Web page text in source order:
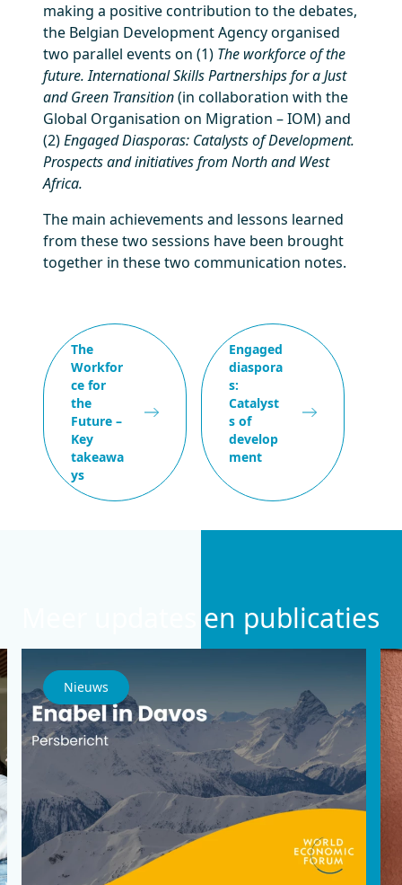
making a positive contribution to the debates,
the Belgian Development Agency organised
two parallel events on (1) The workforce of the
future. International Skills Partnerships for a Just
and Green Transition(in collaboration with the
Global Organisation on Migration – IOM) and
(2)Engaged Diasporas: Catalysts of Development.
Prospects and initiatives from North and West
Africa.
The main achievements and lessons learned
from these two sessions have been brought
together in these two communication notes.
The
Workfor
ce for
the
Future –
Key
takeawa
ys
Engaged
diaspora
s:
Catalyst
s of
develop
ment
Meer updates en publicaties
Nieuws